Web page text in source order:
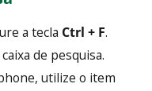
a tecla Ctrl + F.
de pesquisa.
utilize o item